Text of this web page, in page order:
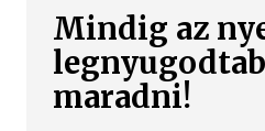
Mindig az
maradni!